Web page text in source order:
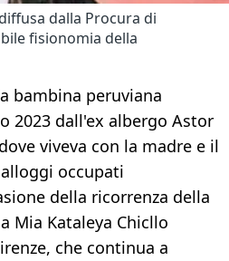
dalla Procura di
fisionomia della
bambina peruviana
2023 dall'ex albergo Astor
viveva con la madre e il
occupati
della ricorrenza della
Mia Kataleya Chicllo
che continua a